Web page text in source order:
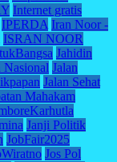
Internet gratis
IPERDA Iran Noor -
ISRAN NOOR
Jahidin
Nasional Jalan
Jalan Sehat
Mahakam
Janji Politik
JobFair2025
Jos Pol